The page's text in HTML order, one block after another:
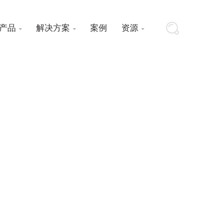
品  解决方案  案例 资源 